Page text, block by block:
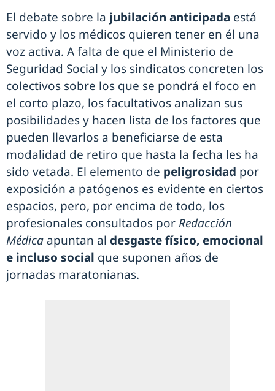
El debate sobre la jubilación anticipada está
servido y los médicos quieren tener en él una
voz activa. A falta de que el Ministerio de
Seguridad Social y los sindicatos concreten los
colectivos sobre los que se pondrá el foco en
el corto plazo, los facultativos analizan sus
posibilidades y hacen lista de los factores que
pueden llevarlos a beneficiarse de esta
modalidad de retiro que hasta la fecha les ha
sido vetada. El elemento de peligrosidad por
exposición a patógenos es evidente en ciertos
espacios, pero, por encima de todo, los
profesionales consultados porRedacción
Médica apuntan al desgaste físico, emocional
e incluso social que suponen años de
jornadas maratonianas.